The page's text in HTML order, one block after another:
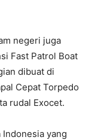
negeri juga
Fast Patrol Boat
dibuat di
Cepat Torpedo
rudal Exocet.
Indonesia yang